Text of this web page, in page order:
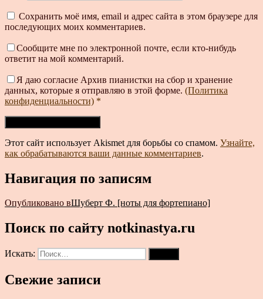
Сохранить моё имя, email и адрес сайта в этом браузере для
последующих моих комментариев.
Сообщите мне по электронной почте, если кто-нибудь
ответит на мой комментарий.
Я даю согласие Архив пианистки на сбор и хранение
данных, которые я отправляю в этой форме. (Политика
конфиденциальности) *
Этот сайт использует Akismet для борьбы со спамом. Узнайте,
как обрабатываются ваши данные комментариев.
Навигация по записям
Опубликовано вШуберт Ф. [ноты для фортепиано]
Поиск по сайту notkinastya.ru
Искать:
Свежие записи